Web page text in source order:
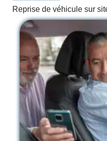
Reprise de véhicule sur